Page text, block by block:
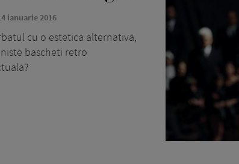
ianuarie 2016
cu o estetica alternativa,
bascheti retro